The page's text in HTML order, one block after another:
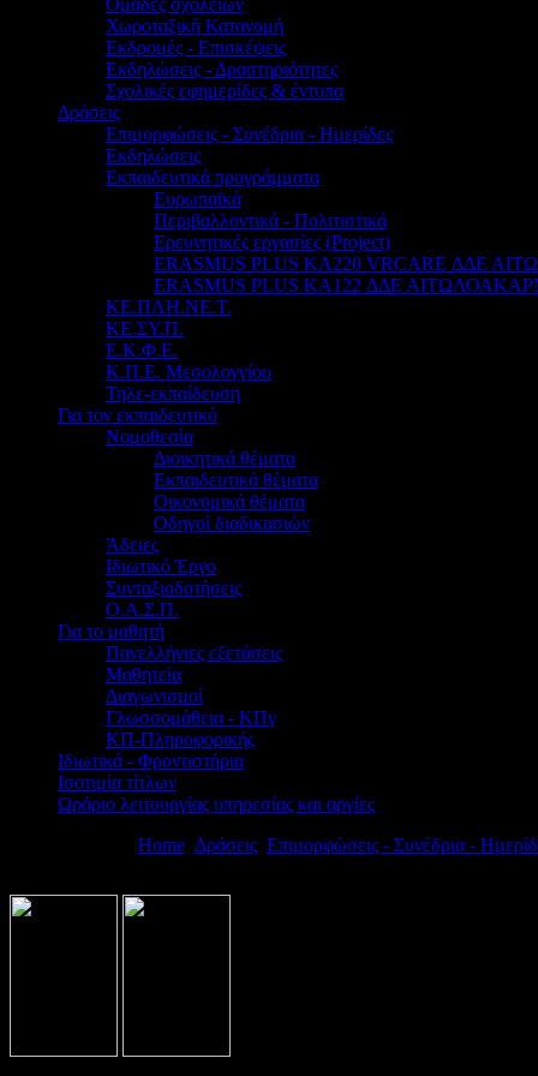
Χωροταξική Κατανομή
Εκδρομές - Επισκέψεις
Εκδηλώσεις - Δραστηριότητες
Σχολικές εφημερίδες & έντυπα
Δράσεις
Επιμορφώσεις - Συνέδρια - Ημερίδες
Εκδηλώσεις
Εκπαιδευτικά προγράμματα
Ευρωπαϊκά
Περιβαλλοντικά - Πολιτιστικά
Ερευνητικές εργασίες (Project)
ERASMUS PLUS KA220 VRCARE ΔΔΕ
ERASMUS PLUS KA122 ΔΔΕ
ΚΕ.ΠΛΗ.ΝΕ.Τ.
ΚΕ.ΣΥ.Π.
Ε.Κ.Φ.Ε.
Κ.Π.Ε. Μεσολογγίου
Τηλε-εκπαίδευση
Για τον εκπαιδευτικό
Νομοθεσία
Διοικητικά θέματα
Εκπαιδευτικά θέματα
Οικονομικά θέματα
Οδηγοί διαδικασιών
Άδειες
Ιδιωτικό Έργο
Συνταξιοδοτήσεις
Ο.Α.Σ.Π.
Για το μαθητή
Πανελλήνιες εξετάσεις
Μαθητεία
Διαγωνισμοί
Γλωσσομάθεια - ΚΠγ
ΚΠ-Πληροφορικής
Ιδιωτικά - Φροντιστήρια
Ισοτιμία τίτλων
Ωράριο λειτουργίας υπηρεσίας και αργίες
Home Δράσεις Επιμορφώσεις - Συνέδρια -